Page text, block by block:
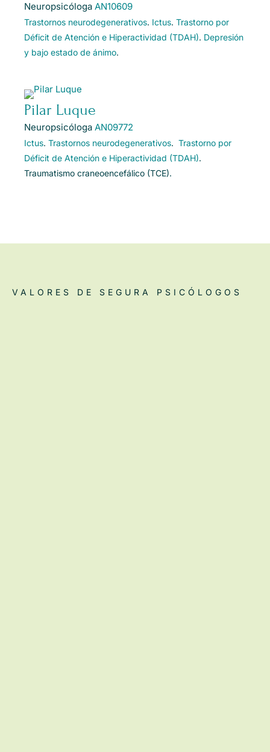
Neuropsicóloga AN10609
Trastornos neurodegenerativos. Ictus. Trastorno por
Déficit de Atención e Hiperactividad (TDAH). Depresión
y bajo estado de ánimo.
Pilar Luque
Neuropsicóloga AN09772
Ictus. Trastornos neurodegenerativos. Trastorno por
Déficit de Atención e Hiperactividad (TDAH).
Traumatismo craneoencefálico (TCE).
VALORES DE SEGURA PSICÓLOGOS